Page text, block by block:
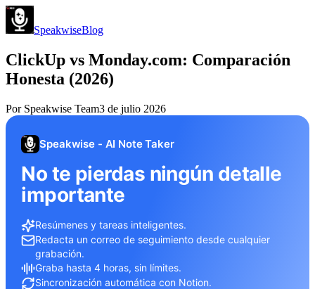
SpeakwiseBlog
ClickUp vs Monday.com: Comparación
Honesta (2026)
Por Speakwise Team3 de julio 2026
Speakwise - AI Note Taker
No te pierdas ningún detalle
importante
Resúmenes y tareas inteligentes.
Redacta un correo de seguimiento desde cualquier
grabación.
Graba hasta 4 horas, sin límites.
Sincronización automática con Notion.